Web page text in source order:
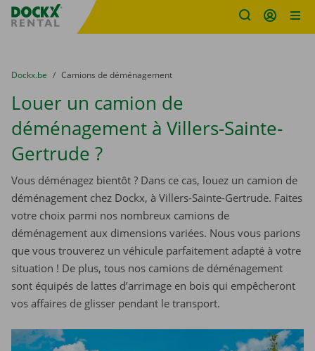
sitename
You are here:
du
Dockx.be to
Camions de déménagement
Louer un camion de
déménagement à Villers-Sainte-
Gertrude ?
Vous déménagez bientôt ? Dans ce cas, louez un camion de
déménagement chez Dockx, à Villers-Sainte-Gertrude. Faites
votre choix parmi nos nombreux camions de
déménagement aux dimensions variées. Nous vous parions
que vous trouverez un véhicule parfaitement adapté à votre
situation ! De plus, tous nos camions de déménagement
sont équipés de lattes d’arrimage en bois qui empêcheront
vos affaires de glisser pendant le transport.